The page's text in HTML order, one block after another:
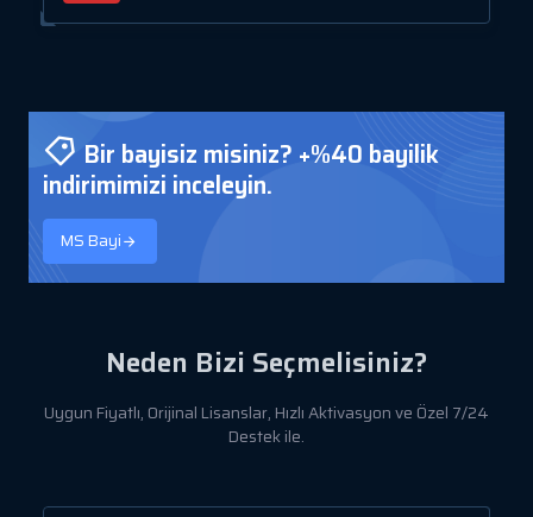
Bir bayisiz misiniz? +%40 bayilik
indirimimizi inceleyin.
MS Bayi
Neden Bizi Seçmelisiniz?
Uygun Fiyatlı, Orijinal Lisanslar, Hızlı Aktivasyon ve Özel 7/24
Destek ile.